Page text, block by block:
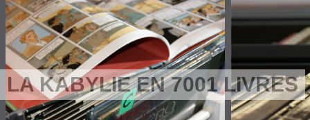
LA KABYLIE EN 7001 LIVRES